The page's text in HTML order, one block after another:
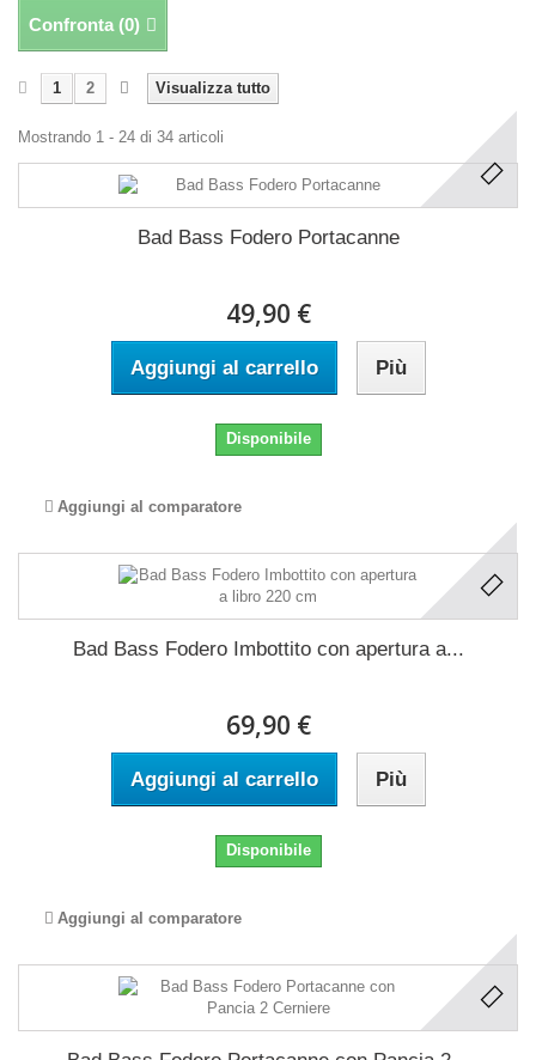
Confronta (0)
Visualizza tutto
1 2
Mostrando 1 - 24 di 34 articoli
Bad Bass Fodero Portacanne
49,90 €
Aggiungi al carrello Più
Disponibile
Aggiungi al comparatore
Bad Bass Fodero Imbottito con apertura a...
69,90 €
Aggiungi al carrello Più
Disponibile
Aggiungi al comparatore